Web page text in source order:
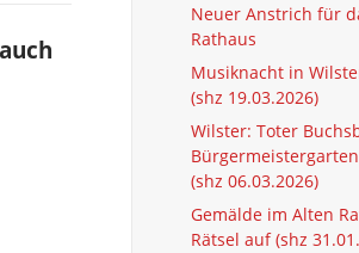
Neuer Anstrich für
Rathaus
Musiknacht in
(shz 19.03.2026)
Wilster: Toter
(shz 06.03.2026)
Gemälde im Alten
Rätsel auf (shz